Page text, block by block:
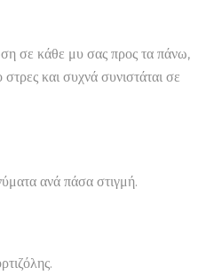
σε κάθε μυ σας προς τα πάνω,
και συχνά συνιστάται σε
ανά πάσα στιγμή.